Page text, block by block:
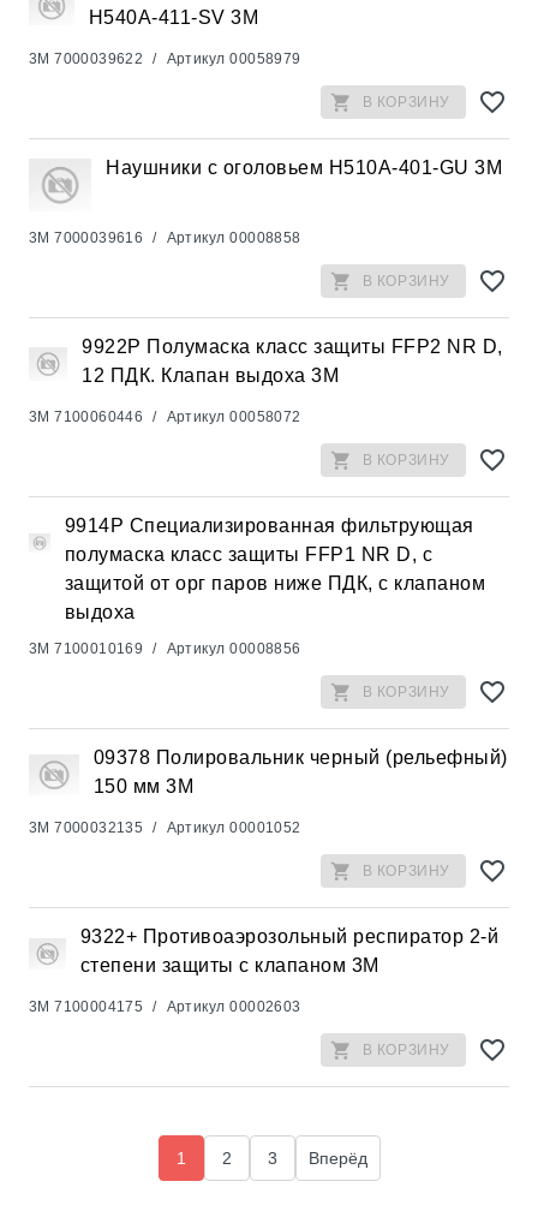
H540A-411-SV 3М
3M 7000039622 / Артикул 00058979
В КОРЗИНУ
Наушники с оголовьем H510A-401-GU 3М
3M 7000039616 / Артикул 00008858
В КОРЗИНУ
9922Р Полумаска класс защиты FFP2 NR D,
12 ПДК. Клапан выдоха 3М
3M 7100060446 / Артикул 00058072
В КОРЗИНУ
9914P Специализированная фильтрующая
полумаска класс защиты FFP1 NR D, с
защитой от орг паров ниже ПДК, c клапаном
выдоха
3M 7100010169 / Артикул 00008856
В КОРЗИНУ
09378 Полировальник черный (рельефный)
150 мм 3М
3M 7000032135 / Артикул 00001052
В КОРЗИНУ
9322+ Противоаэрозольный респиратор 2-й
степени защиты с клапаном 3М
3M 7100004175 / Артикул 00002603
В КОРЗИНУ
1 2 3 Вперёд